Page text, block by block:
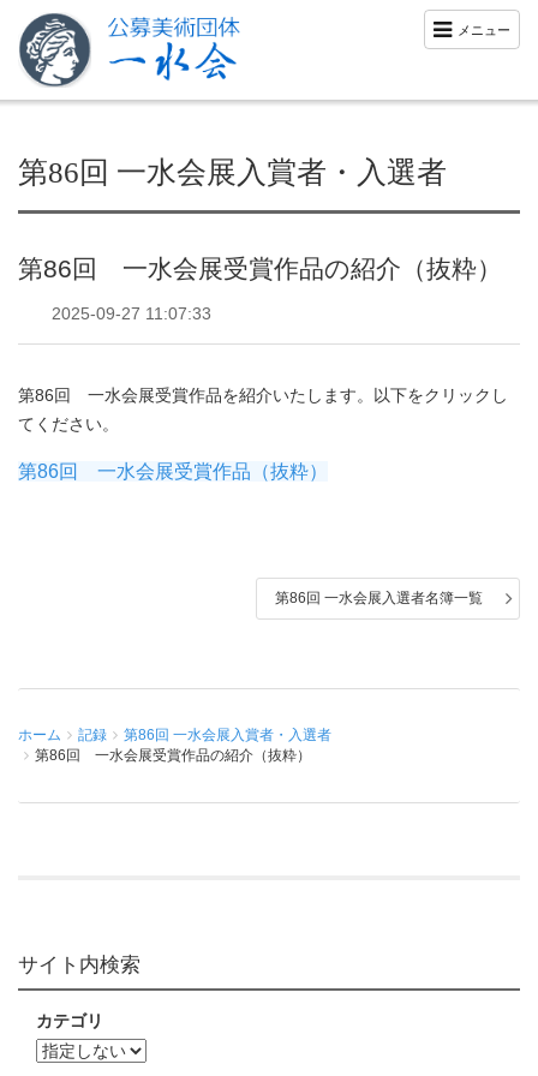
メニュー
第86回 一水会展入賞者・入選者
第86回 一水会展受賞作品の紹介（抜粋）
2025-09-27 11:07:33
第86回 一水会展受賞作品を紹介いたします。以下をクリックし
てください。
第86回 一水会展受賞作品（抜粋）
第86回 一水会展入選者名簿一覧
ホーム 記録
第86回 一水会展入賞者・入選者
第86回 一水会展受賞作品の紹介（抜粋）
サイト内検索
カテゴリ